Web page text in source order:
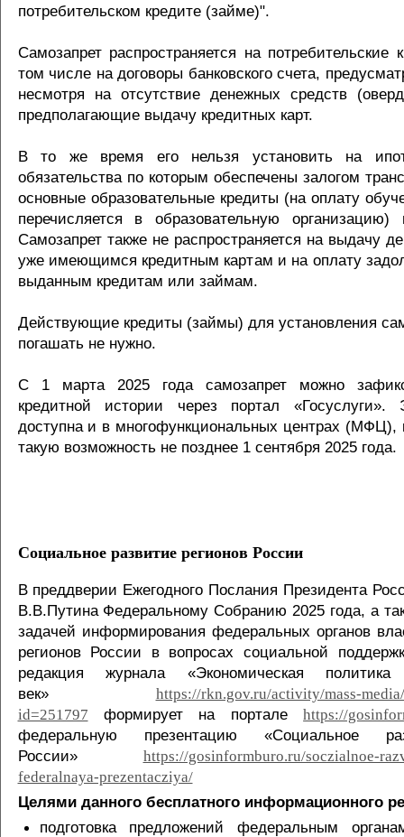
потребительском кредите (займе)".
Самозапрет распространяется на
том числе на договоры банковского счета,
несмотря на отсутствие денежных средств
предполагающие выдачу кредитных карт.
В то же время его нельзя установить на
обязательства по которым обеспечены залогом
основные образовательные кредиты (на оплату
перечисляется в образовательную организацию)
Самозапрет также не распространяется на выдачу
уже имеющимся кредитным картам и на оплату
выданным кредитам или займам.
Действующие кредиты (займы) для установления
погашать не нужно.
С 1 марта 2025 года самозапрет можно
кредитной истории через портал «Госуслуги».
доступна и в многофункциональных центрах (МФЦ),
такую возможность не позднее 1 сентября 2025 года.
Социальное развитие регионов России
В преддверии Ежегодного Послания Президента
В.В.Путина Федеральному Собранию 2025 года, а
задачей информирования федеральных органов
регионов России в вопросах социальной
редакция журнала «Экономическая
век» https://rkn.gov.ru/activity/mass-
id=251797 формирует на порталеhttps://
федеральную презентацию «Социальное
России» https://gosinformburo.ru/soczialnoe-
federalnaya-prezentacziya/
Целями данного бесплатного информационного
подготовка предложений федеральным